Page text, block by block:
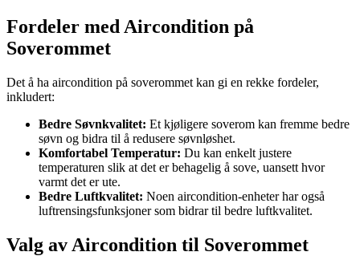
Fordeler med Aircondition på
Soverommet
Det å ha aircondition på soverommet kan gi en rekke fordeler,
inkludert:
Bedre Søvnkvalitet: Et kjøligere soverom kan fremme bedre
søvn og bidra til å redusere søvnløshet.
Komfortabel Temperatur: Du kan enkelt justere
temperaturen slik at det er behagelig å sove, uansett hvor
varmt det er ute.
Bedre Luftkvalitet: Noen aircondition-enheter har også
luftrensingsfunksjoner som bidrar til bedre luftkvalitet.
Valg av Aircondition til Soverommet